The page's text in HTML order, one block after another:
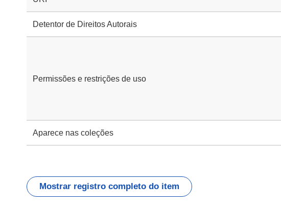
Detentor de Direitos Autorais
Permissões e restrições de uso
Aparece nas coleções
Mostrar registro completo do item